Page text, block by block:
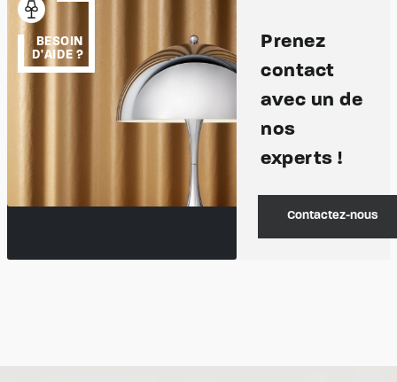
BESOIN
D'AIDE ?
Prenez
contact
avec un de
nos
experts !
Contactez-nous